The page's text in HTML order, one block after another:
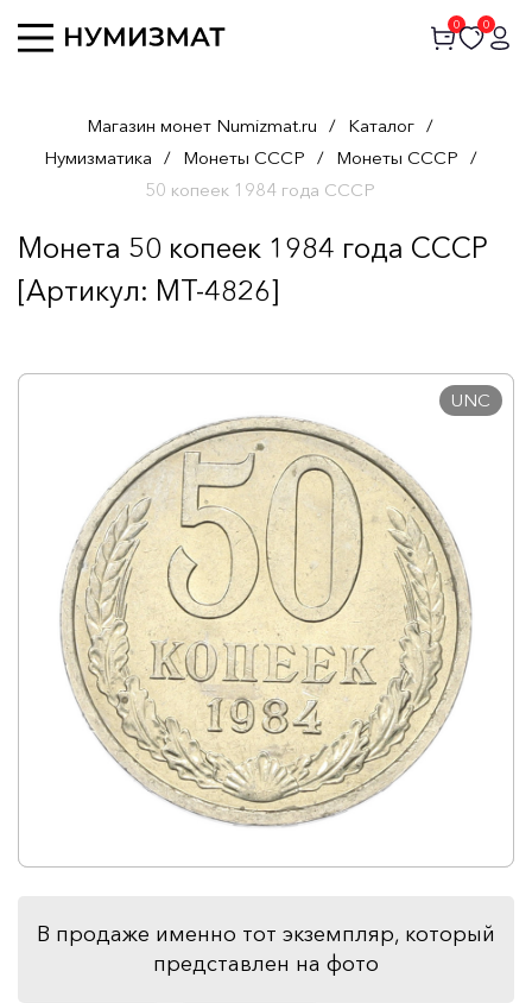
0 0
Магазин монет Numizmat.ru / Каталог /
Нумизматика / Монеты СССР / Монеты СССР /
50 копеек 1984 года СССР
Монета 50 копеек 1984 года СССР
[Артикул: MT-4826]
UNC
В продаже именно тот экземпляр, который
представлен на фото